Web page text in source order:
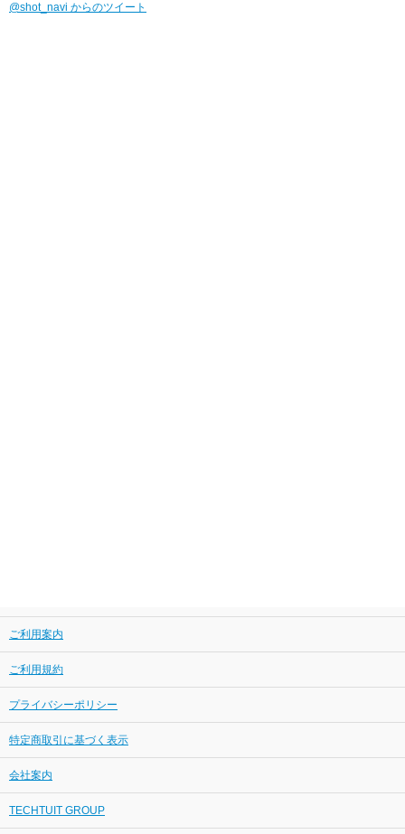
@shot_navi からのツイート
ご利用案内
ご利用規約
プライバシーポリシー
特定商取引に基づく表示
会社案内
TECHTUIT GROUP